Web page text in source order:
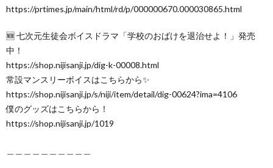
https://prtimes.jp/main/html/rd/p/000000670.000030865.html
🆕 七次元生徒会ボイスドラマ「学校のおばけを退治せよ！」発売
中！
https://shop.nijisanji.jp/dig-k-00008.html
常設マンスリーボイスはこちらから✨
https://shop.nijisanji.jp/s/niji/item/detail/dig-00624?ima=4106
僕のグッズはこちらから！
https://shop.nijisanji.jp/1019